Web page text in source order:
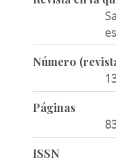
Número
Páginas
ISSN